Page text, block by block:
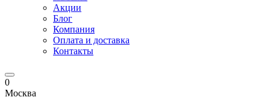
Акции
Блог
Компания
Оплата и доставка
Контакты
0
Москва